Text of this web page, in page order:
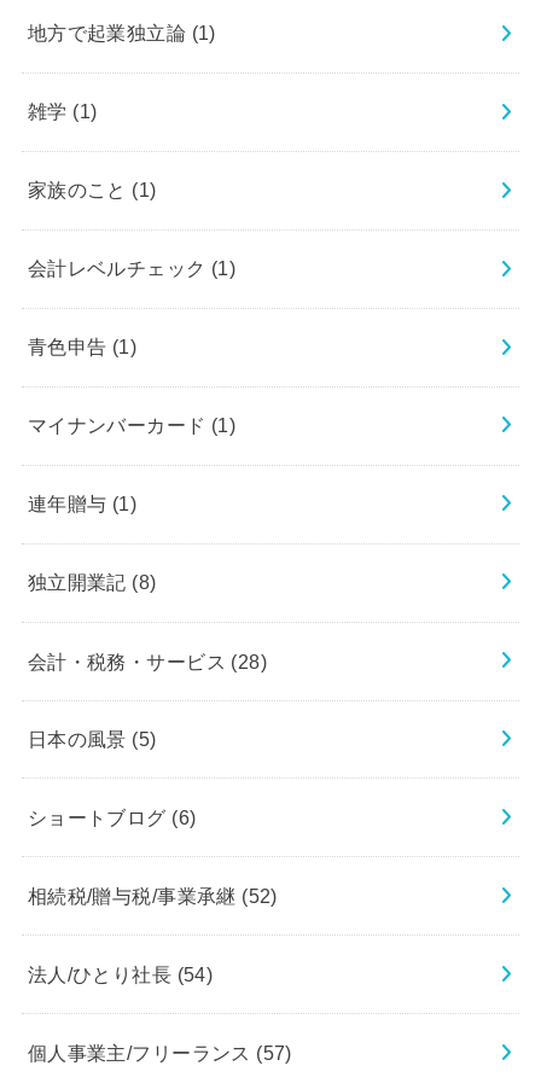
地方で起業独立論 (1)
雑学 (1)
家族のこと (1)
会計レベルチェック (1)
青色申告 (1)
マイナンバーカード (1)
連年贈与 (1)
独立開業記 (8)
会計・税務・サービス (28)
日本の風景 (5)
ショートブログ (6)
相続税/贈与税/事業承継 (52)
法人/ひとり社長 (54)
個人事業主/フリーランス (57)